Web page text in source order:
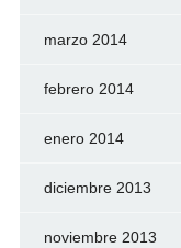
marzo 2014
febrero 2014
enero 2014
diciembre 2013
noviembre 2013